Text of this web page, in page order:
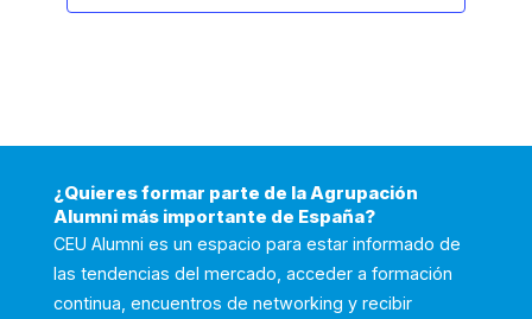
¿Quieres formar parte de la Agrupación
Alumni más importante de España?
CEU Alumni es un espacio para estar informado de
las tendencias del mercado, acceder a formación
continua, encuentros de networking y recibir